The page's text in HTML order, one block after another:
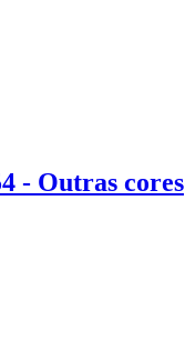
- Outras cores